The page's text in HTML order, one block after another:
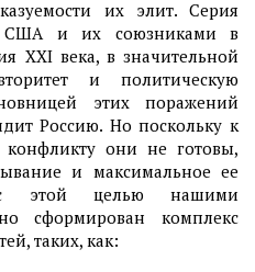
их элит. Серия
США и их союзниками в
XXI века, в значительной
и политическую
этих поражений
Россию. Но поскольку к
они не готовы,
и максимальное ее
этой целью нашими
сформирован комплекс
таких, как: